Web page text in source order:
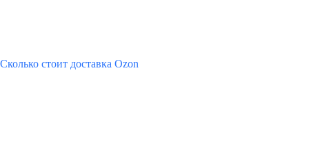
Сколько стоит доставка Ozon